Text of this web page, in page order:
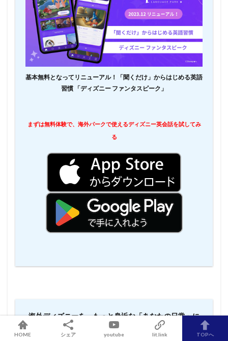
基本無料となってリニューアル！「聞くだけ」からはじめる英語
習慣 「ディズニー ファンタスピーク」
まずは無料体験で、海外パークで使えるディズニー英会話を試してみ
る
海外ディズニーを、もっと身近な「あなたの日常」に
するために
HOME シェア youtube lit.link TOPへ